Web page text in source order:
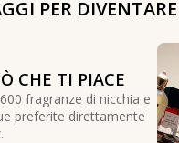
PER
CHE TI PIACE
fragranze di nicchia e
preferite direttamente